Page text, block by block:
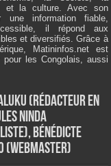
et la culture. Avec son
une information fiable,
il répond aux
et diversifiés. Grâce à
Matininfos.net est
pour les Congolais, aussi
(Rédacteur en
Ninda
Bénédicte
(Webmaster)